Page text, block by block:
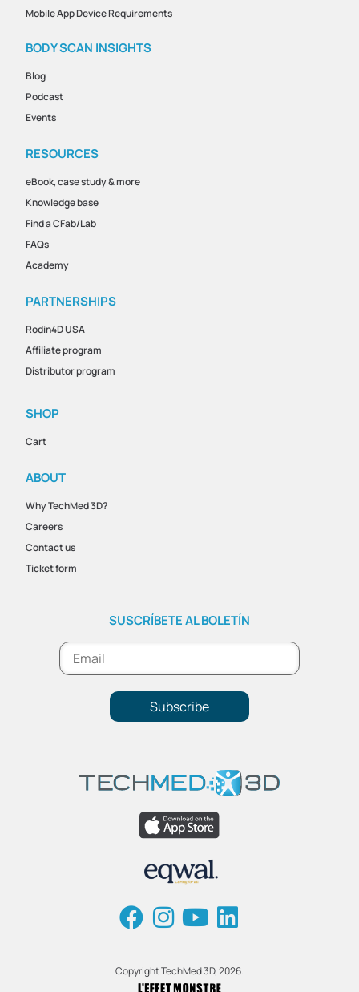
Mobile App Device Requirements
BODY SCAN INSIGHTS
Blog
Podcast
Events
RESOURCES
eBook, case study & more
Knowledge base
Find a CFab/Lab
FAQs
Academy
PARTNERSHIPS
Rodin4D USA
Affiliate program
Distributor program
SHOP
Cart
ABOUT
Why TechMed 3D?
Careers
Contact us
Ticket form
SUSCRÍBETE AL BOLETÍN
Subscribe
Copyright TechMed 3D, 2026.